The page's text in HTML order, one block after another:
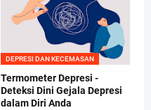
DEPRESI DAN KECEMASAN
Termometer Depresi -
Deteksi Dini Gejala Depresi
dalam Diri Anda